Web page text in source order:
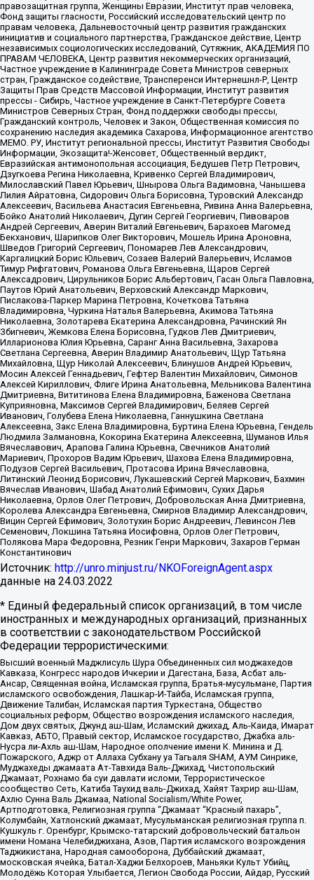
правозащитная группа, Женщины Евразии, Институт прав человека,
Фонд защиты гласности, Российский исследовательский центр по
правам человека, Дальневосточный центр развития гражданских
инициатив и социального партнерства, Гражданское действие, Центр
независимых социологических исследований, Сутяжник, АКАДЕМИЯ ПО
ПРАВАМ ЧЕЛОВЕКА, Центр развития некоммерческих организаций,
Частное учреждение в Калининграде Совета Министров северных
стран, Гражданское содействие, Трансперенси Интернешнл-Р, Центр
Защиты Прав Средств Массовой Информации, Институт развития
прессы - Сибирь, Частное учреждение в Санкт-Петербурге Совета
Министров Северных Стран, Фонд поддержки свободы прессы,
Гражданский контроль, Человек и Закон, Общественная комиссия по
сохранению наследия академика Сахарова, Информационное агентство
МЕМО. РУ, Институт региональной прессы, Институт Развития Свободы
Информации, Экозащита!-Женсовет, Общественный вердикт,
Евразийская антимонопольная ассоциация, Бедушев Петр Петрович,
Дзугкоева Регина Николаевна, Кривенко Сергей Владимирович,
Милославский Павел Юрьевич, Шнырова Ольга Вадимовна, Чанышева
Лилия Айратовна, Сидорович Ольга Борисовна, Туровский Александр
Алексеевич, Васильева Анастасия Евгеньевна, Ривина Анна Валерьевна,
Бойко Анатолий Николаевич, Дугин Сергей Георгиевич, Пивоваров
Андрей Сергеевич, Аверин Виталий Евгеньевич, Барахоев Магомед
Бекханович, Шарипков Олег Викторович, Мошель Ирина Ароновна,
Шведов Григорий Сергеевич, Пономарев Лев Александрович,
Каргалицкий Борис Юльевич, Созаев Валерий Валерьевич, Исламов
Тимур Рифгатович, Романова Ольга Евгеньевна, Щаров Сергей
Алексадрович, Цирульников Борис Альбертович, Гасан Ольга Павловна,
Паутов Юрий Анатольевич, Верховский Александр Маркович,
Пислакова-Паркер Марина Петровна, Кочеткова Татьяна
Владимировна, Чуркина Наталья Валерьевна, Акимова Татьяна
Николаевна, Золотарева Екатерина Александровна, Рачинский Ян
Збигневич, Жемкова Елена Борисовна, Гудков Лев Дмитриевич,
Илларионова Юлия Юрьевна, Саранг Анна Васильевна, Захарова
Светлана Сергеевна, Аверин Владимир Анатольевич, Щур Татьяна
Михайловна, Щур Николай Алексеевич, Блинушов Андрей Юрьевич,
Мосин Алексей Геннадьевич, Гефтер Валентин Михайлович, Симонов
Алексей Кириллович, Флиге Ирина Анатольевна, Мельникова Валентина
Дмитриевна, Вититинова Елена Владимировна, Баженова Светлана
Куприяновна, Максимов Сергей Владимирович, Беляев Сергей
Иванович, Голубева Елена Николаевна, Ганнушкина Светлана
Алексеевна, Закс Елена Владимировна, Буртина Елена Юрьевна, Гендель
Людмила Залмановна, Кокорина Екатерина Алексеевна, Шуманов Илья
Вячеславович, Арапова Галина Юрьевна, Свечников Анатолий
Мариевич, Прохоров Вадим Юрьевич, Шахова Елена Владимировна,
Подузов Сергей Васильевич, Протасова Ирина Вячеславовна,
Литинский Леонид Борисович, Лукашевский Сергей Маркович, Бахмин
Вячеслав Иванович, Шабад Анатолий Ефимович, Сухих Дарья
Николаевна, Орлов Олег Петрович, Добровольская Анна Дмитриевна,
Королева Александра Евгеньевна, Смирнов Владимир Александрович,
Вицин Сергей Ефимович, Золотухин Борис Андреевич, Левинсон Лев
Семенович, Локшина Татьяна Иосифовна, Орлов Олег Петрович,
Полякова Мара Федоровна, Резник Генри Маркович, Захаров Герман
Константинович
Источник: http://unro.minjust.ru/NKOForeignAgent.aspx
данные на 24.03.2022
* Единый федеральный список организаций, в том числе
иностранных и международных организаций, признанных
в соответствии с законодательством Российской
Федерации террористическими:
Высший военный Маджлисуль Шура Объединенных сил моджахедов
Кавказа, Конгресс народов Ичкерии и Дагестана, База, Асбат аль-
Ансар, Священная война, Исламская группа, Братья-мусульмане, Партия
исламского освобождения, Лашкар-И-Тайба, Исламская группа,
Движение Талибан, Исламская партия Туркестана, Общество
социальных реформ, Общество возрождения исламского наследия,
Дом двух святых, Джунд аш-Шам, Исламский джихад, Аль-Каида, Имарат
Кавказ, АБТО, Правый сектор, Исламское государство, Джабха аль-
Нусра ли-Ахль аш-Шам, Народное ополчение имени К. Минина и Д.
Пожарского, Аджр от Аллаха Субхану уа Тагьаля SHAM, АУМ Синрике,
Муджахеды джамаата Ат-Тавхида Валь-Джихад, Чистопольский
Джамаат, Рохнамо ба суи давлати исломи, Террористическое
сообщество Сеть, Катиба Таухид валь-Джихад, Хайят Тахрир аш-Шам,
Ахлю Сунна Валь Джамаа, National Socialism/White Power,
Артподготовка, Религиозная группа “Джамаат “Красный пахарь”,
Колумбайн, Хатлонский джамаат, Мусульманская религиозная группа п.
Кушкуль г. Оренбург, Крымско-татарский добровольческий батальон
имени Номана Челебиджихана, Азов, Партия исламского возрождения
Таджикистана, Народная самооборона, Дуббайский джамаат,
московская ячейка, Батал-Хаджи Белхороев, Маньяки Культ Убийц,
Молодёжь Которая Улыбается, Легион Свобода России, Айдар, Русский